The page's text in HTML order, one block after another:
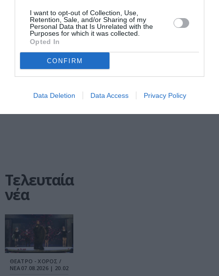
I want to opt-out of Collection, Use,
Retention, Sale, and/or Sharing of my
Personal Data that Is Unrelated with the
Purposes for which it was collected.
Opted In
CONFIRM
Data Deletion Data Access Privacy Policy
ΠΑΙΔΙ / ΝΕΑ
Αγησίλαγος, του
Δημήτρη
Θέατρο Μικρό
Μικρό Χορν
Τελευταία
νέα
ΘΕΑΤΡΟ - ΧΟΡΟΣ /
ΝΕΑ 07.08.2026 | 20.02